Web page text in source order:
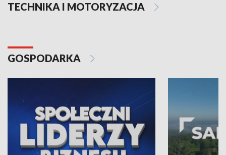
TECHNIKA I MOTORYZACJA
GOSPODARKA